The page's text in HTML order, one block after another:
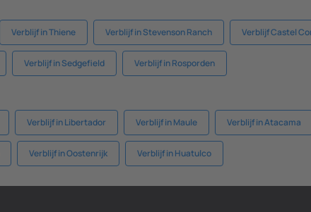
Verblijf in Thiene Verblijf in Stevenson Ranch Verblijf Castel
Verblijf in Sedgefield Verblijf in Rosporden
Verblijf in Libertador Verblijf in Maule Verblijf in Atacama
Verblijf in Oostenrijk Verblijf in Huatulco